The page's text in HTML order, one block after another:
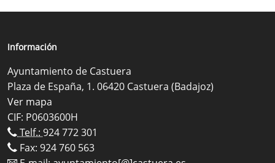
Información
Ayuntamiento de Castuera
Plaza de España, 1. 06420 Castuera (Badajoz)
Ver mapa
CIF: P0603600H
Telf.: 924 772 301
Fax: 924 760 563